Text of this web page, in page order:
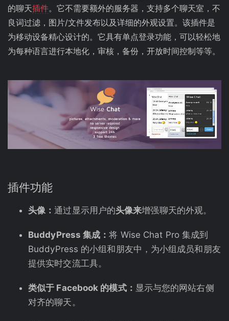
的聊天插件。它不需要额外的服务器，支持多个聊天室，不
良词过滤，图片/文件发布以及详细的外观设置。该插件是
为移动设备精心设计的。它具有单点登录功能，可以轻松地
为每种语言进行本地化，审核，备份，开放时间控制等等。
插件功能
头像：通过显示用户的头像来增强聊天的外观。
BuddyPress 集成：将 Wise Chat Pro 集成到
BuddyPress 的小组和朋友中，为小组成员和朋友
提供实时交流工具。
类似于 Facebook 的模式： 显示与您的网站右侧
对齐的聊天。